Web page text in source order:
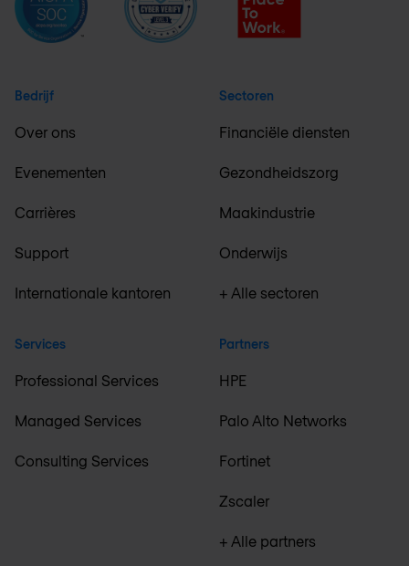
Bedrijf
Over ons
Evenementen
Carrières
Support
Internationale kantoren
Services
Professional Services
Managed Services
Consulting Services
Sectoren
Financiële diensten
Gezondheidszorg
Maakindustrie
Onderwijs
+ Alle sectoren
Partners
HPE
Palo Alto Networks
Fortinet
Zscaler
+ Alle partners